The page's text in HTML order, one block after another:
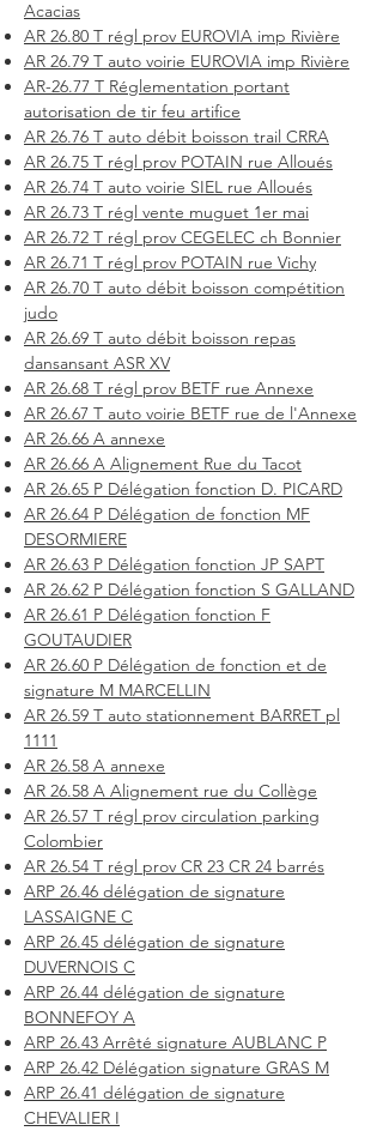
Acacias
AR 26.80 T régl prov EUROVIA imp Rivière
AR 26.79 T auto voirie EUROVIA imp Rivière
AR-26.77 T Réglementation portant
autorisation de tir feu artifice
AR 26.76 T auto débit boisson trail CRRA
AR 26.75 T régl prov POTAIN rue Alloués
AR 26.74 T auto voirie SIEL rue Alloués
AR 26.73 T régl vente muguet 1er mai
AR 26.72 T régl prov CEGELEC ch Bonnier
AR 26.71 T régl prov POTAIN rue Vichy
AR 26.70 T auto débit boisson compétition
judo
AR 26.69 T auto débit boisson repas
dansansant ASR XV
AR 26.68 T régl prov BETF rue Annexe
AR 26.67 T auto voirie BETF rue de l'Annexe
AR 26.66 A annexe
AR 26.66 A Alignement Rue du Tacot
AR 26.65 P Délégation fonction D. PICARD
AR 26.64 P Délégation de fonction MF
DESORMIERE
AR 26.63 P Délégation fonction JP SAPT
AR 26.62 P Délégation fonction S GALLAND
AR 26.61 P Délégation fonction F
GOUTAUDIER
AR 26.60 P Délégation de fonction et de
signature M MARCELLIN
AR 26.59 T auto stationnement BARRET pl
1111
AR 26.58 A annexe
AR 26.58 A Alignement rue du Collège
AR 26.57 T régl prov circulation parking
Colombier
AR 26.54 T régl prov CR 23 CR 24 barrés
ARP 26.46 délégation de signature
LASSAIGNE C
ARP 26.45 délégation de signature
DUVERNOIS C
ARP 26.44 délégation de signature
BONNEFOY A
ARP 26.43 Arrêté signature AUBLANC P
ARP 26.42 Délégation signature GRAS M
ARP 26.41 délégation de signature
CHEVALIER I